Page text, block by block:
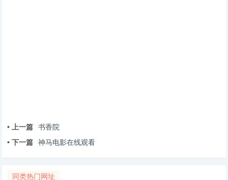
• 上一篇
书香院
• 下一篇
神马电影在线观看
同类热门网址